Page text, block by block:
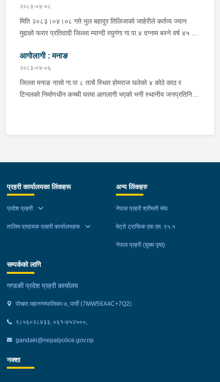
मोटरसाइकल चालक जिल्ला मोरङ बिराटनगर म.न.पा. वडा न. १३ बस्ने बर्ष
३० को अभिषेक कुमार पण्डित घाईते भई उपचारको लागी एलआईभ अस्पताल
चितवन पठाएको, मोटरसाइकल,ट्रक र ट्रक चालक जिल्ला न.प.पुर्व देवचुली
लिईएको ।
२०८३-०४-०८
मिति २०८३।०४।०८ गते भुल बहादुर तिलिजाको जाहेरीले कर्तव्य ज्यान
मुद्दाको फरार प्रतिवादी जिल्ला म्याग्दी रघुगंगा गा.पा.४ दग्नाम बस्ने वर्ष ४५ को
म्याग्दी आक्रमणमा कारागारबाट फरार भएकोमा सम्मानित जिल्ला अदालत
म्याग्दीको फैसलाले २० बर्ष कैद सजाय तोकिई १९ वर्ष ७ महिना कैद सजाए
भुक्तान गर्न बाँकी रहेको फरार प्रतिवादीलाई निजको वतन देखी ५ कि.मि.
टाढा लेकमा रहेको गोठमा लुकेर बसिरहेको अवस्थामा जि.प्र.का.म्याग्दीबाट
आगोलागी : मनाङ
२०८३-०४-०६
जिल्ला मनाङ नासो गा.पा ८ ताचै स्थित होमराज घलेको ४ कोठे काठ र
टिनलको निर्माणधीन कच्ची घरमा आगलागी भएको भनी स्थानीय जनप्रतिनिधि
प्रहरी कार्यालयका लिंकहरू
प्रदेश प्रहरी
तालिम प्रदायक प्रहरी कार्यालयहरू
अन्य लिंकहरु
नेपाल प्रहरी श्रीमती संघ
मेट्रो ट्राफिक एफ.एम. ९५.५
नेपाल प्रहरी (मुख्य पृष्ठ)
सम्पर्कको लागि
गण्डकी प्रदेश प्रहरी कार्यालय
पोखरा महानगरपालिका-७, पार्दी (7MW56X4C+7Q2)
९८५६०२८४३३, ०६१-४५२५००,
gandaki@nepalpolice.gov.np
नक्शा